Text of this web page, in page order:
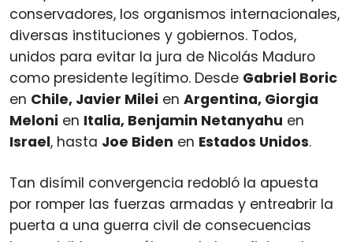
conservadores, los organismos internacionales,
diversas instituciones y gobiernos. Todos,
unidos para evitar la jura de Nicolás Maduro
como presidente legítimo. Desde Gabriel Boric
en Chile, Javier Milei en Argentina, Giorgia
Meloni en Italia, Benjamin Netanyahu en
Israel, hasta Joe Biden en Estados Unidos.
Tan disímil convergencia redobló la apuesta
por romper las fuerzas armadas y entreabrir la
puerta a una guerra civil de consecuencias